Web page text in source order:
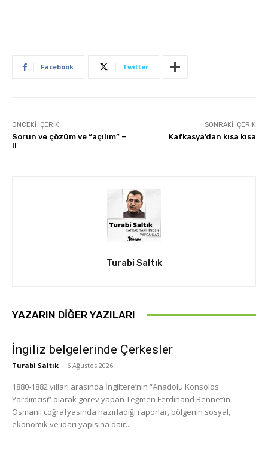
Facebook Twitter
ÖNCEKI İÇERIK
Sorun ve çözüm ve “açılım” –
II
SONRAKI İÇERIK
Kafkasya’dan kısa kısa
Turabi Saltık
YAZARIN DIĞER YAZILARI
İngiliz belgelerinde Çerkesler
Turabi Saltık - 6 Ağustos 2026
1880-1882 yılları arasında İngiltere’nin “Anadolu Konsolos
Yardımcısı” olarak görev yapan Teğmen Ferdinand Bennet’ın
Osmanlı coğrafyasında hazırladığı raporlar, bölgenin sosyal,
ekonomik ve idari yapısına dair...